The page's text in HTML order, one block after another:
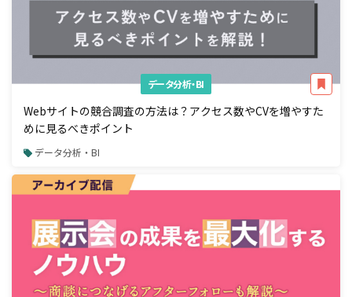
データ分析・BI
Webサイトの競合調査の方法は？アクセス数やCVを増やすた
めに見るべきポイント
データ分析・BI